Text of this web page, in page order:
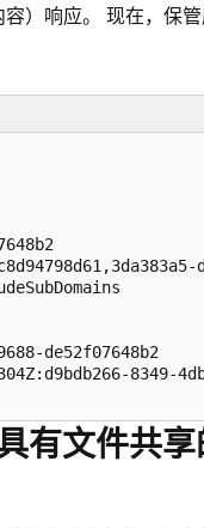
）响应。 现在，保
de52f07648b2
8349-
有文件共